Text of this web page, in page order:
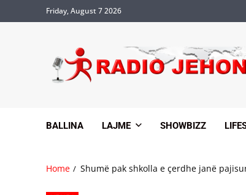
Friday, August 7 2026
BALLINA LAJME SHOWBIZZ
Home Shumë pak shkolla e çerdhe janë